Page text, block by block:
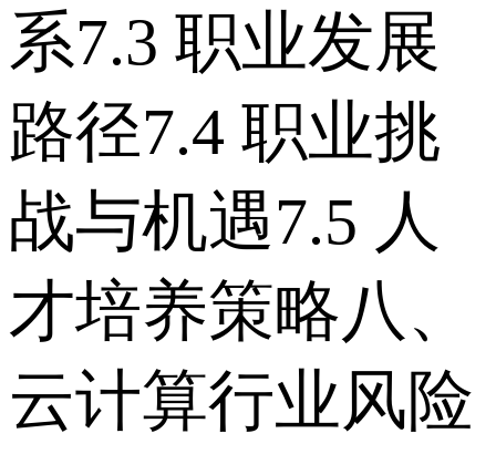
系 7.3 职业发展
路径 7.4 职业挑
战与机遇 7.5 人
才培养策略 八、
云计算行业风险